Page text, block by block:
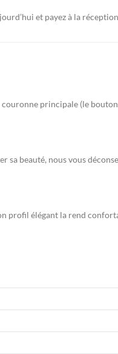
et payez à la
couronne principale (le
sa beauté, nous vous
profil élégant la rend